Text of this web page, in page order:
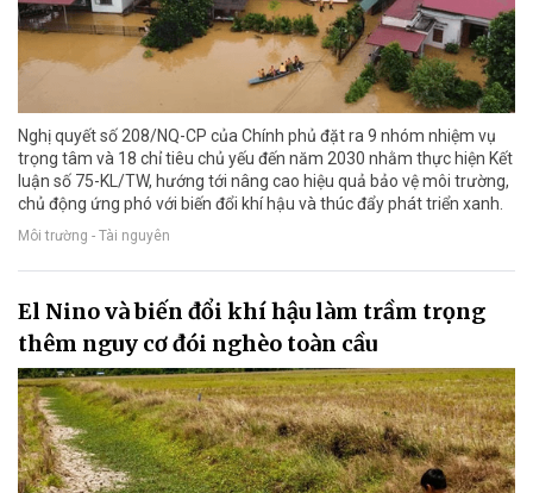
Nghị quyết số 208/NQ-CP của Chính phủ đặt ra 9 nhóm nhiệm vụ
trọng tâm và 18 chỉ tiêu chủ yếu đến năm 2030 nhằm thực hiện Kết
luận số 75-KL/TW, hướng tới nâng cao hiệu quả bảo vệ môi trường,
chủ động ứng phó với biến đổi khí hậu và thúc đẩy phát triển xanh.
Môi trường - Tài nguyên
El Nino và biến đổi khí hậu làm trầm trọng
thêm nguy cơ đói nghèo toàn cầu